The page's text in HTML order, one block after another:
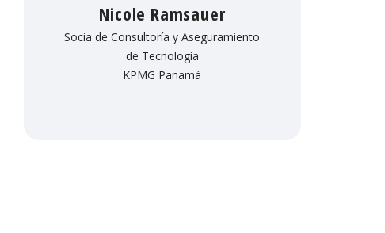
Nicole Ramsauer
Socia de Consultoría y Aseguramiento
de Tecnología
KPMG Panamá